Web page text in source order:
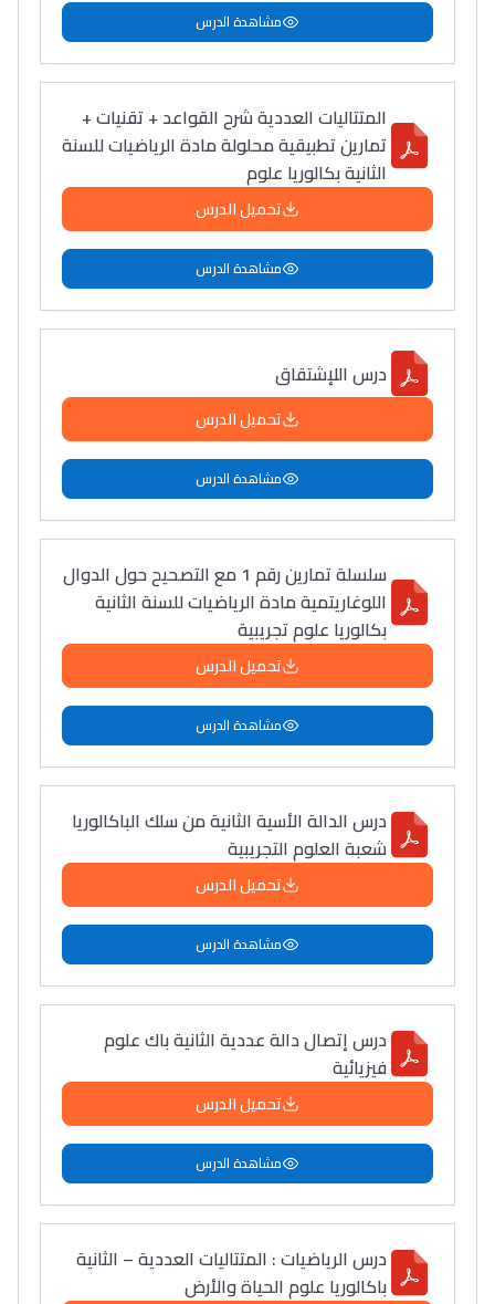
مشاهدة الدرس
المتتاليات العددية شرح القواعد + تقنيات +
تمارين تطبيقية محلولة مادة الرياضيات للسنة
الثانية بكالوريا علوم
تحميل الدرس
مشاهدة الدرس
درس اللإشتقاق
تحميل الدرس
مشاهدة الدرس
سلسلة تمارين رقم 1 مع التصحيح حول الدوال
اللوغاريتمية مادة الرياضيات للسنة الثانية
بكالوريا علوم تجريبية
تحميل الدرس
مشاهدة الدرس
درس الدالة الأسية الثانية من سلك الباكالوريا
شعبة العلوم التجريبية
تحميل الدرس
مشاهدة الدرس
درس إتصال دالة عددية الثانية باك علوم
فيزيائية
تحميل الدرس
مشاهدة الدرس
درس الرياضيات : المتتاليات العددية – الثانية
باكالوريا علوم الحياة والأرض